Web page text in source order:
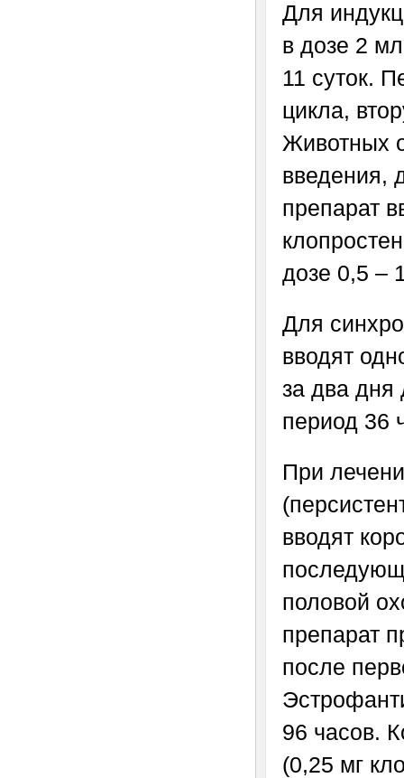
Для
в дозе 2
11 суток.
цикла,
Животных
введения,
препарат
дозе 0,5 –
Для
вводят
за два дня
период 36
При
вводят
половой
препарат
после
96 часов.
(0,25 мг